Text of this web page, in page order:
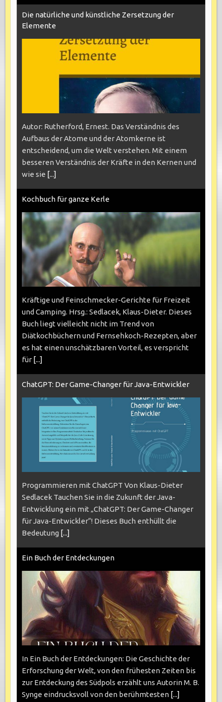
Die natürliche und künstliche Zersetzung der
Elemente
Autor: Rutherford, Ernest. Das Verständnis des
Aufbaus der Atome und der Atomkerne ist
entscheidend, um die Welt verstehen. Mit einem
besseren Verständnis der Kräfte in den Kernen und
wie sie [...]
Kochbuch für ganze Kerle
Kräftige und Feinschmecker-Gerichte für Freizeit
und Camping. Hrsg.: Sedlacek, Klaus-Dieter. Dieses
Buch liegt vielleicht nicht im Trend von
Diätkochbüchern und Fernsehkoch-Rezepten, aber
es hat einen unschätzbaren Vorteil, es verspricht
für [...]
ChatGPT: Der Game-Changer für Java-Entwickler
Programmieren mit ChatGPT Von Klaus-Dieter
Sedlacek Tauchen Sie in die Zukunft der Java-
Entwicklung ein mit „ChatGPT: Der Game-Changer
für Java-Entwickler“! Dieses Buch enthüllt die
Bedeutung [...]
Ein Buch der Entdeckungen
In Ein Buch der Entdeckungen: Die Geschichte der
Erforschung der Welt, von den frühesten Zeiten bis
zur Entdeckung des Südpols erzählt uns Autorin M. B.
Synge eindrucksvoll von den berühmtesten [...]